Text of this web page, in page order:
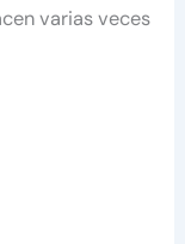
varias veces